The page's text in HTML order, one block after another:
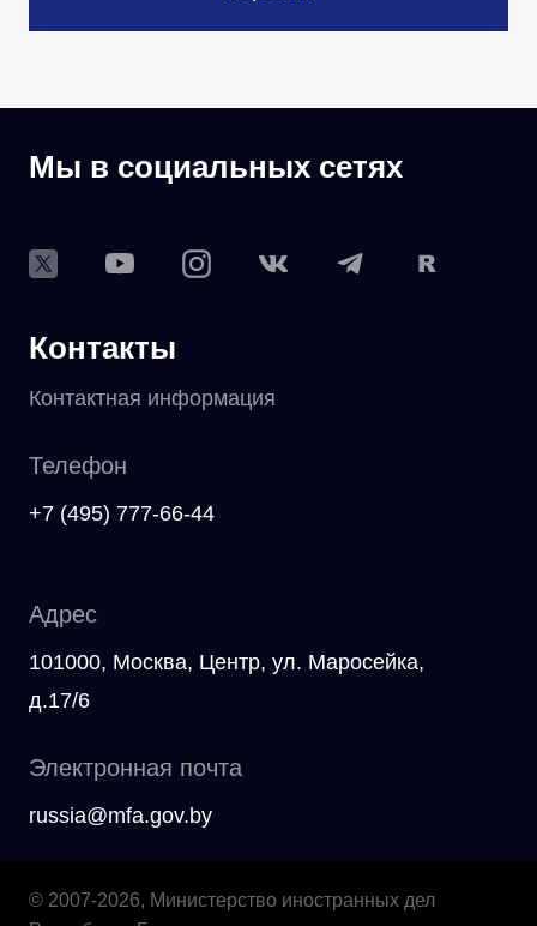
Мы в социальных сетях
Контакты
Контактная информация
Телефон
+7 (495) 777-66-44
Адрес
101000, Москва, Центр, ул. Маросейка,
д.17/6
Электронная почта
russia@mfa.gov.by
© 2007-2026, Министерство иностранных дел